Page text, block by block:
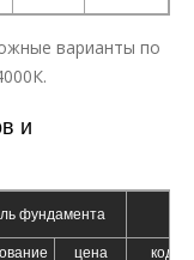
варианты по
и
фундамента
цена код